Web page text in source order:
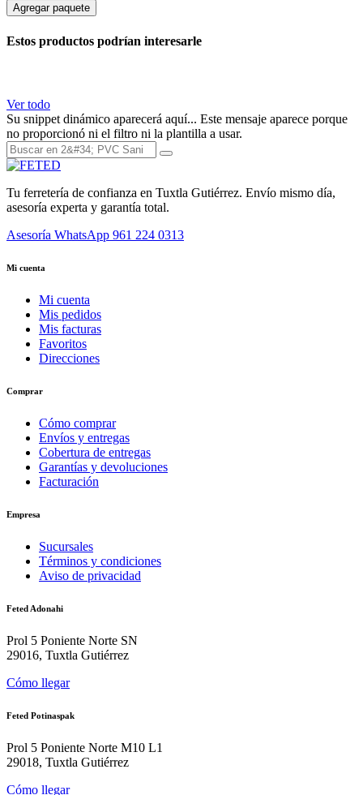
Agregar paquete
Estos productos podrían interesarle
Ver todo
Su snippet dinámico aparecerá aquí... Este mensaje aparece porque
no proporcionó ni el filtro ni la plantilla a usar.
Tu ferretería de confianza en Tuxtla Gutiérrez. Envío mismo día,
asesoría experta y garantía total.
Asesoría WhatsApp 961 224 0313
Mi cuenta
Mi cuenta
Mis pedidos
Mis facturas
Favoritos
Direcciones
Comprar
Cómo comprar
Envíos y entregas
Cobertura de entregas
Garantías y devoluciones
Facturación
Empresa
Sucursales
Términos y condiciones
Aviso de privacidad
Feted Adonahi
Prol 5 Poniente Norte SN
29016, Tuxtla Gutiérrez
Cómo llegar
Feted Potinaspak
Prol 5 Poniente Norte M10 L1
29018, Tuxtla Gutiérrez
Cómo llegar